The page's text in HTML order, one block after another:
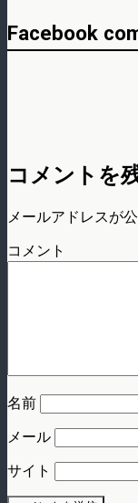
Facebook
コメントを
メールアドレスが
コメント
名前
メール
サイト